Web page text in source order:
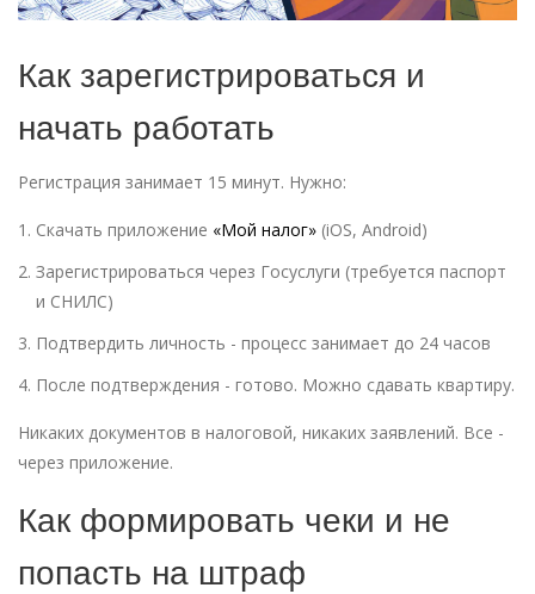
Как зарегистрироваться и
начать работать
Регистрация занимает 15 минут. Нужно:
Скачать приложение «Мой налог» (iOS, Android)
Зарегистрироваться через Госуслуги (требуется паспорт
и СНИЛС)
Подтвердить личность - процесс занимает до 24 часов
После подтверждения - готово. Можно сдавать квартиру.
Никаких документов в налоговой, никаких заявлений. Все -
через приложение.
Как формировать чеки и не
попасть на штраф